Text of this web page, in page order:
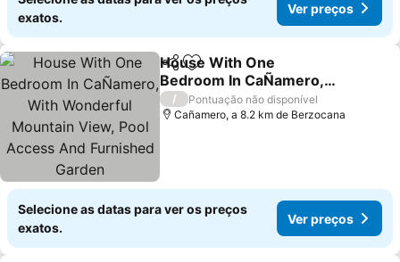
exatos.
Ver preços
PartilharAdicionar aos favoritos
House With One
Bedroom In CaÑamero,
With Wonderful Mountain
View, Pool Access And
Ver preços
/
Pontuação não disponível
Cañamero, a 8.2 km de Berzocana
Selecione as datas para ver os preços
exatos.
Ver preços